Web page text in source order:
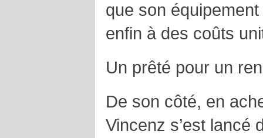
que son
enfin à des coûts
Un prêté pour un
De son côté, en
Vincenz s’est lancé